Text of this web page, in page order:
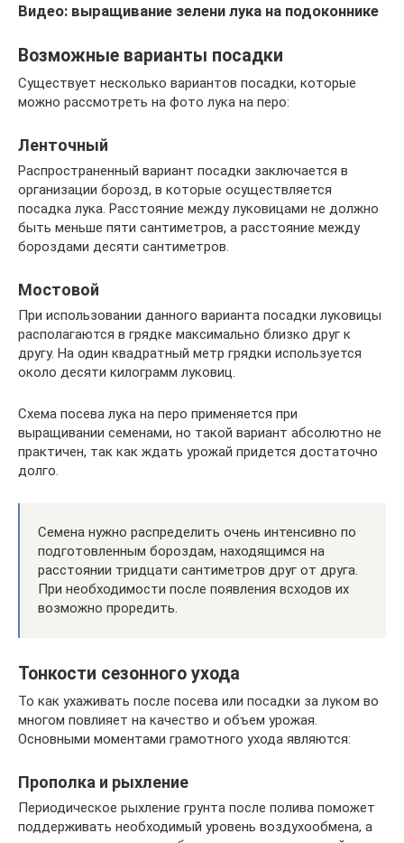
Видео: выращивание зелени лука на подоконнике
Возможные варианты посадки
Существует несколько вариантов посадки, которые
можно рассмотреть на фото лука на перо:
Ленточный
Распространенный вариант посадки заключается в
организации борозд, в которые осуществляется
посадка лука. Расстояние между луковицами не должно
быть меньше пяти сантиметров, а расстояние между
бороздами десяти сантиметров.
Мостовой
При использовании данного варианта посадки луковицы
располагаются в грядке максимально близко друг к
другу. На один квадратный метр грядки используется
около десяти килограмм луковиц.
Схема посева лука на перо применяется при
выращивании семенами, но такой вариант абсолютно не
практичен, так как ждать урожай придется достаточно
долго.
Семена нужно распределить очень интенсивно по
подготовленным бороздам, находящимся на
расстоянии тридцати сантиметров друг от друга.
При необходимости после появления всходов их
возможно проредить.
Тонкости сезонного ухода
То как ухаживать после посева или посадки за луком во
многом повлияет на качество и объем урожая.
Основными моментами грамотного ухода являются:
Прополка и рыхление
Периодическое рыхление грунта после полива поможет
поддерживать необходимый уровень воздухообмена, а